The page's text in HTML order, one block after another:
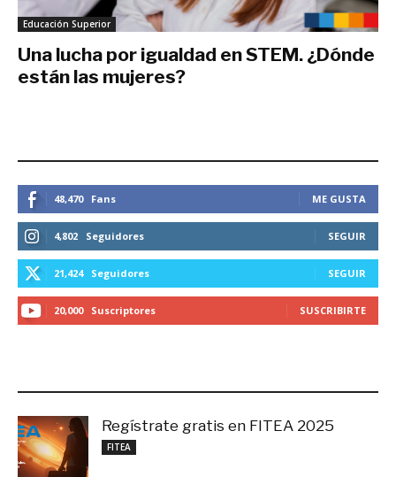
Educación Superior
Una lucha por igualdad en STEM. ¿Dónde
están las mujeres?
48,470 Fans ME GUSTA
4,802 Seguidores SEGUIR
21,424 Seguidores SEGUIR
20,000 Suscriptores SUSCRIBIRTE
Regístrate gratis en FITEA 2025
FITEA